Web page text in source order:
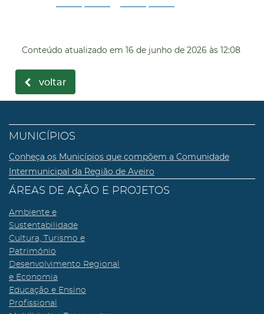
Conteúdo atualizado em 16 de junho de 2026 às 12:08
voltar
MUNICÍPIOS
Conheça os Municípios que compõem a Comunidade
Intermunicipal da Região de Aveiro
ÁREAS DE AÇÃO E PROJETOS
Ambiente e
Sustentabilidade
Cultura, Turismo e
Património
Desenvolvimento Regional
e Economia
Educação e Ensino
Profissional